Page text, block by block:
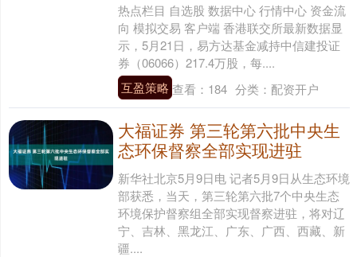
热点栏目 自选股 数据中心 行情中心 资金流
向 模拟交易 客户端 香港联交所最新数据显
示，5月21日，易方达基金减持中信建投证
券（06066）217.4万股，每....
互盈策略 查看： 184 分类： 配资开户
大福证券 第三轮第六批中央生
态环保督察全部实现进驻
新华社北京5月9日电 记者5月9日从生态环境
部获悉，当天，第三轮第六批7个中央生态
环境保护督察组全部实现督察进驻，将对辽
宁、吉林、黑龙江、广东、广西、西藏、新
疆....